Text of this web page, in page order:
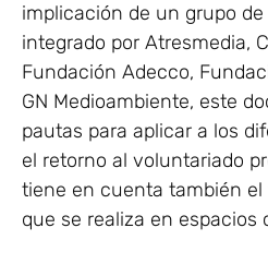
implicación de un grupo
integrado por Atresmedia,
Fundación Adecco,
GN Medioambiente, este
pautas para aplicar a los
el retorno al voluntariado
tiene en cuenta también
que se realiza en espacios